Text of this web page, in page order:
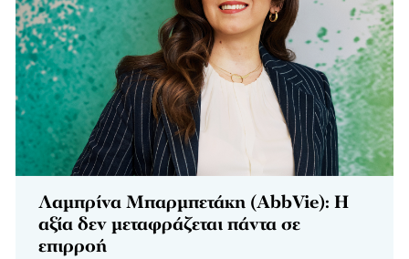
Λαμπρίνα Μπαρμπετάκη (AbbVie): Η
αξία δεν μεταφράζεται πάντα σε
επιρροή